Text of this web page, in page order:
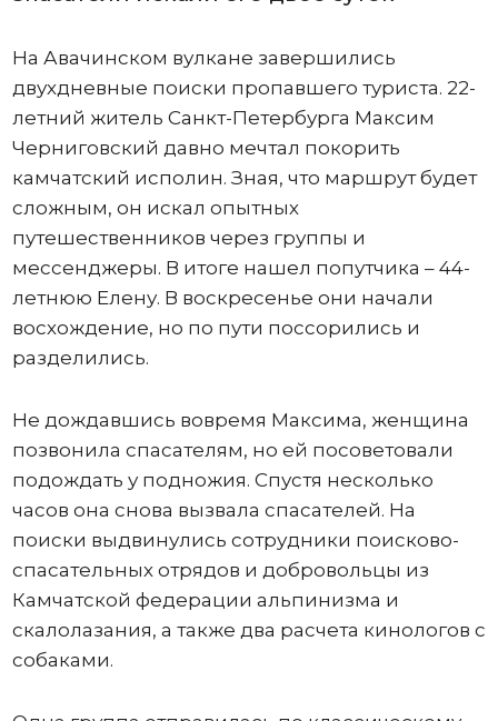
На Авачинском вулкане завершились
двухдневные поиски пропавшего туриста. 22-
летний житель Санкт-Петербурга Максим
Черниговский давно мечтал покорить
камчатский исполин. Зная, что маршрут будет
сложным, он искал опытных
путешественников через группы и
мессенджеры. В итоге нашел попутчика – 44-
летнюю Елену. В воскресенье они начали
восхождение, но по пути поссорились и
разделились.
Не дождавшись вовремя Максима, женщина
позвонила спасателям, но ей посоветовали
подождать у подножия. Спустя несколько
часов она снова вызвала спасателей. На
поиски выдвинулись сотрудники поисково-
спасательных отрядов и добровольцы из
Камчатской федерации альпинизма и
скалолазания, а также два расчета кинологов с
собаками.